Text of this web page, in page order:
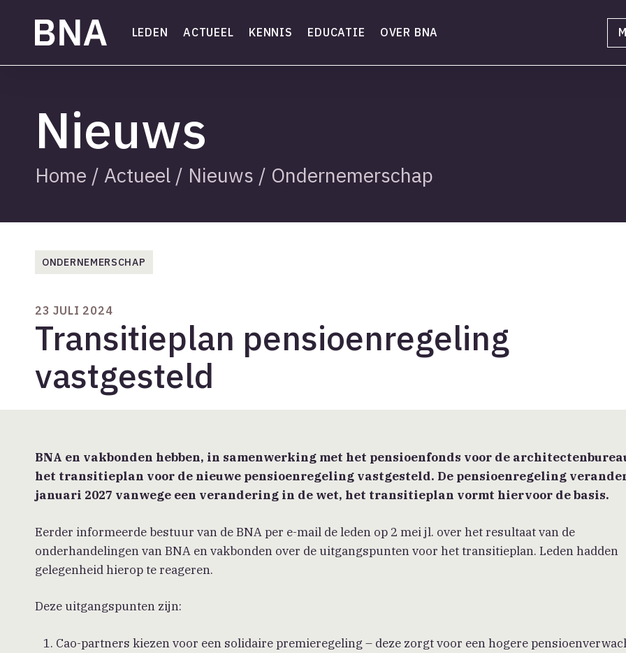
LEDEN ACTUEEL KENNIS EDUCATIE OVER BNA
Nieuws
Home / Actueel / Nieuws / Ondernemerschap
ONDERNEMERSCHAP
23 JULI 2024
Transitieplan pensioenregeling
vastgesteld
BNA en vakbonden hebben, in samenwerking met het pensioenfonds voor de
het transitieplan voor de nieuwe pensioenregeling vastgesteld. De pensioenregeling
januari 2027 vanwege een verandering in de wet, het transitieplan vormt hiervoor de basis.
Eerder informeerde bestuur van de BNA per e-mail de leden op 2 mei jl. over het resultaat van de
onderhandelingen van BNA en vakbonden over de uitgangspunten voor het transitieplan. Leden hadden
gelegenheid hierop te reageren.
Deze uitgangspunten zijn:
Cao-partners kiezen voor een solidaire premieregeling – deze zorgt voor een hogere